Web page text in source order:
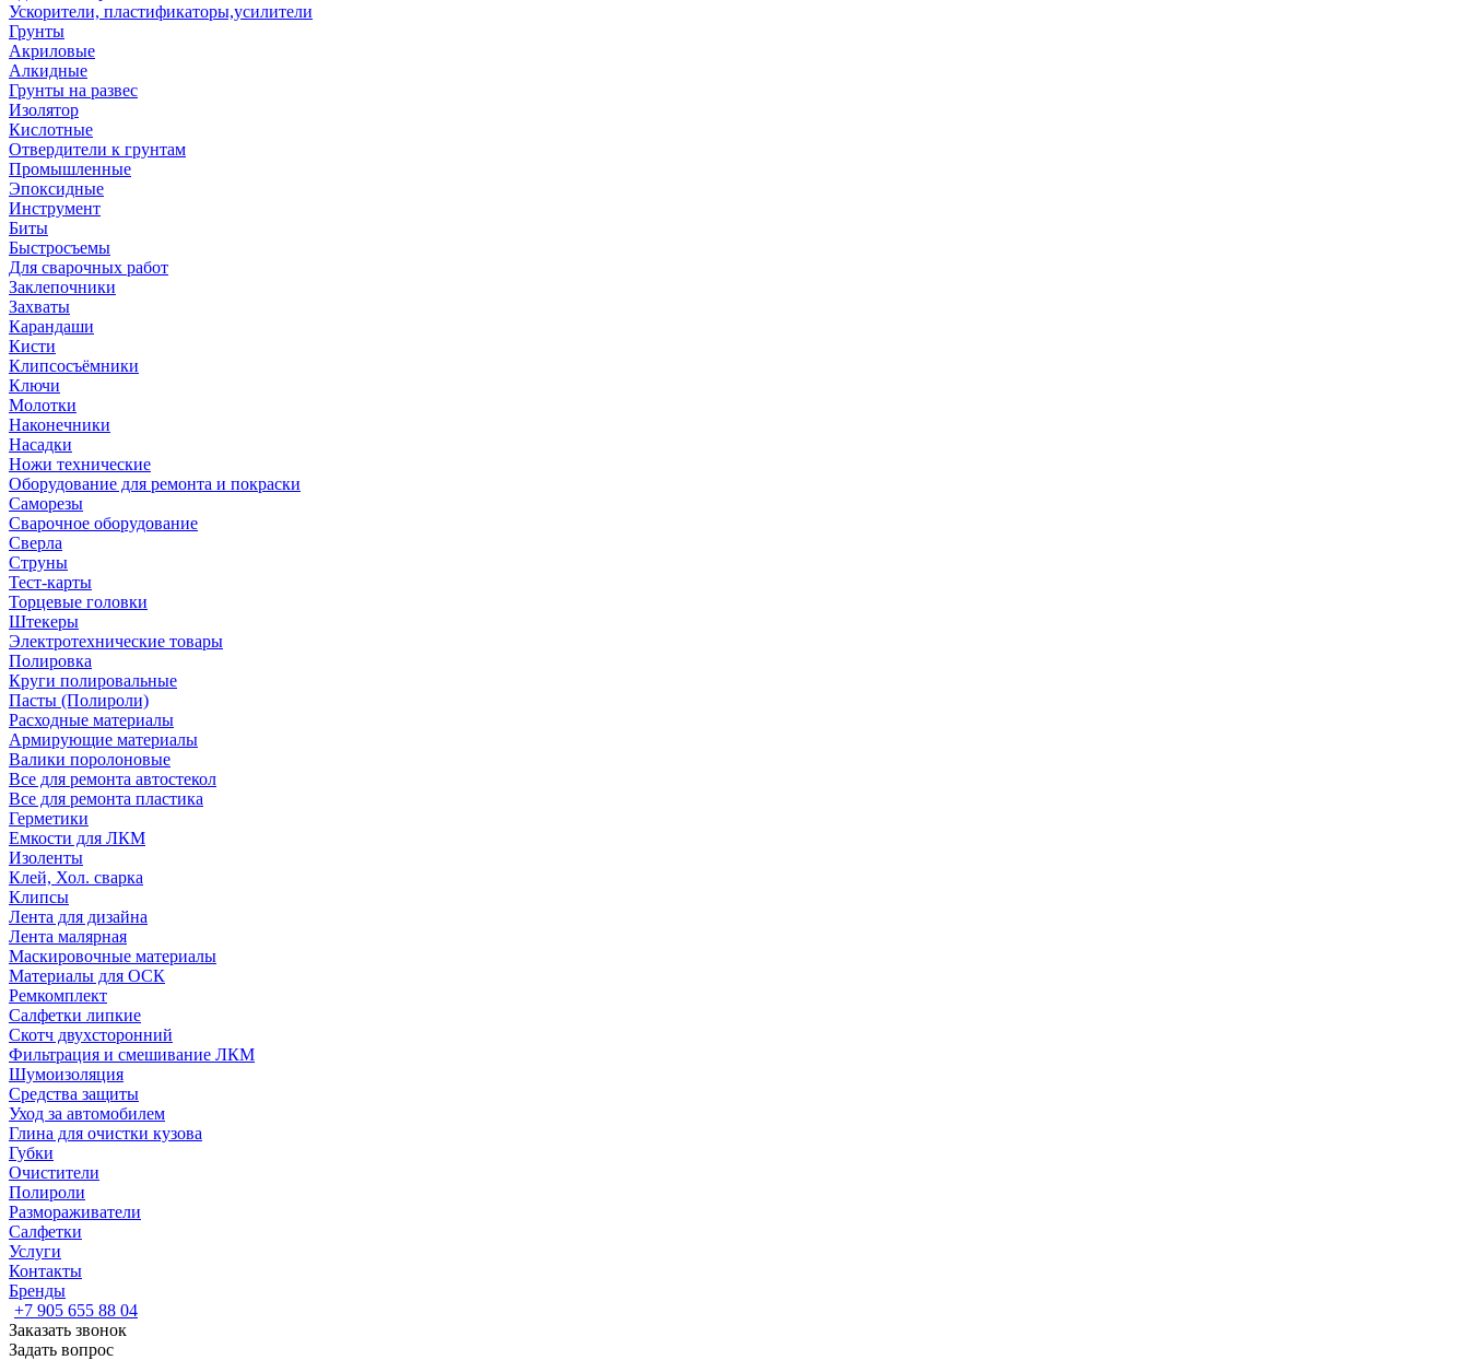
Ускорители, пластификаторы,усилители
Грунты
Акриловые
Алкидные
Грунты на развес
Изолятор
Кислотные
Отвердители к грунтам
Промышленные
Эпоксидные
Инструмент
Биты
Быстросъемы
Для сварочных работ
Заклепочники
Захваты
Карандаши
Кисти
Клипсосъёмники
Ключи
Молотки
Наконечники
Насадки
Ножи технические
Оборудование для ремонта и покраски
Саморезы
Сварочное оборудование
Сверла
Струны
Тест-карты
Торцевые головки
Штекеры
Электротехнические товары
Полировка
Круги полировальные
Пасты (Полироли)
Расходные материалы
Армирующие материалы
Валики поролоновые
Все для ремонта автостекол
Все для ремонта пластика
Герметики
Емкости для ЛКМ
Изоленты
Клей, Хол. сварка
Клипсы
Лента для дизайна
Лента малярная
Маскировочные материалы
Материалы для ОСК
Ремкомплект
Салфетки липкие
Скотч двухсторонний
Фильтрация и смешивание ЛКМ
Шумоизоляция
Средства защиты
Уход за автомобилем
Глина для очистки кузова
Губки
Очистители
Полироли
Размораживатели
Салфетки
Услуги
Контакты
Бренды
+7 905 655 88 04
Заказать звонок
Задать вопрос